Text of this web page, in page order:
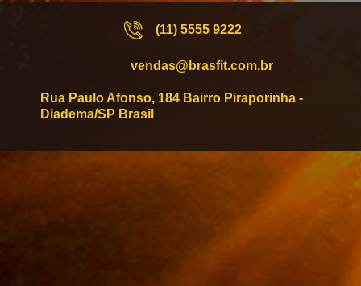
(11) 5555 9222
vendas@brasfit.com.br
Rua Paulo Afonso, 184 Bairro Piraporinha -
Diadema/SP Brasil